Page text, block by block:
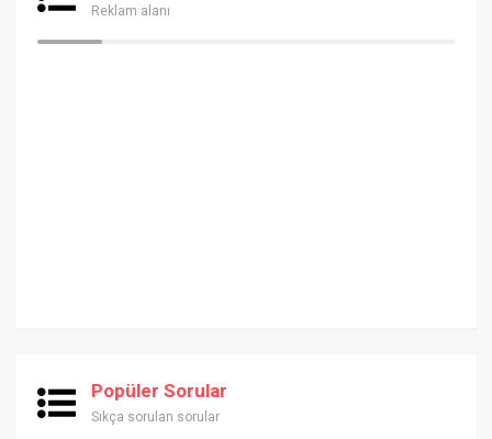
Reklam alanı
Popüler Sorular
Sıkça sorulan sorular